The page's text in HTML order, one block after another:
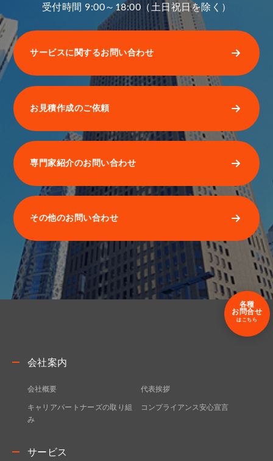
受付時間 9:00～18:00（土日祝日を除く）
サービスに関するお問い合わせ
お見積作成のご依頼
専門家紹介のお問い合わせ
その他のお問い合わせ
会社案内
会社概要 代表挨拶
キャリアパートナーズの取り組
み
コンプライアンス安心宣言
サービス
各種
お問合せ
はこちら